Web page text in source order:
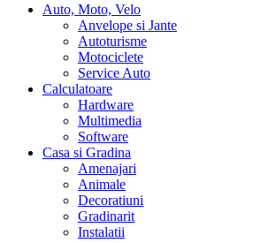
Auto, Moto, Velo
Anvelope si Jante
Autoturisme
Motociclete
Service Auto
Calculatoare
Hardware
Multimedia
Software
Casa si Gradina
Amenajari
Animale
Decoratiuni
Gradinarit
Instalatii